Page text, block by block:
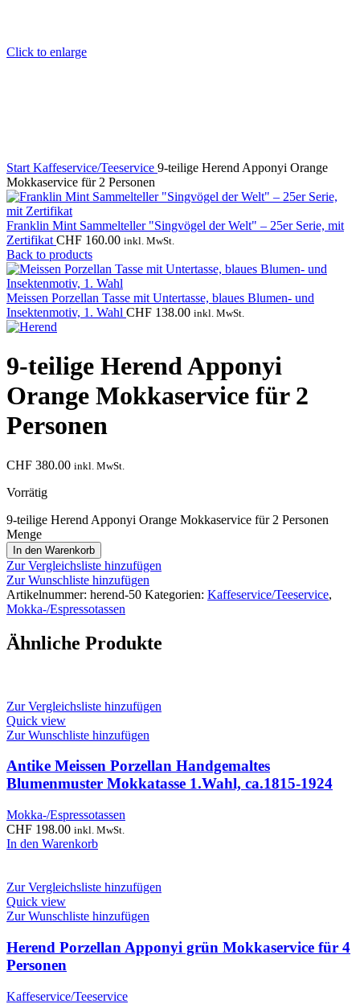
Click to enlarge
Start Kaffeservice/Teeservice 9-teilige Herend Apponyi Orange
Mokkaservice für 2 Personen
Franklin Mint Sammelteller "Singvögel der Welt" – 25er Serie, mit
Zertifikat CHF 160.00 inkl. MwSt.
Back to products
Meissen Porzellan Tasse mit Untertasse, blaues Blumen- und
Insektenmotiv, 1. Wahl CHF 138.00 inkl. MwSt.
9-teilige Herend Apponyi
Orange Mokkaservice für 2
Personen
CHF 380.00 inkl. MwSt.
Vorrätig
9-teilige Herend Apponyi Orange Mokkaservice für 2 Personen
Menge
In den Warenkorb
Zur Vergleichsliste hinzufügen
Zur Wunschliste hinzufügen
Artikelnummer: herend-50 Kategorien: Kaffeservice/Teeservice,
Mokka-/Espressotassen
Ähnliche Produkte
Zur Vergleichsliste hinzufügen
Quick view
Zur Wunschliste hinzufügen
Antike Meissen Porzellan Handgemaltes
Blumenmuster Mokkatasse 1.Wahl, ca.1815-1924
Mokka-/Espressotassen
CHF 198.00 inkl. MwSt.
In den Warenkorb
Zur Vergleichsliste hinzufügen
Quick view
Zur Wunschliste hinzufügen
Herend Porzellan Apponyi grün Mokkaservice für 4
Personen
Kaffeservice/Teeservice